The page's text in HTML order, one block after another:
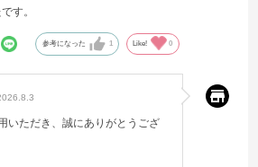
す。
参考になった 1 Like! 0
いただき、誠にありがとうござ